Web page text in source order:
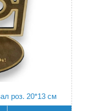
роз. 20*13 см